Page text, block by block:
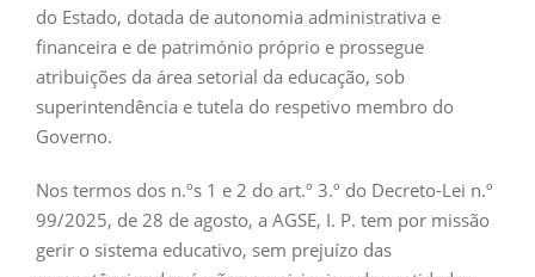
do Estado, dotada de autonomia administrativa e
financeira e de património próprio e prossegue
atribuições da área setorial da educação, sob
superintendência e tutela do respetivo membro do
Governo.
Nos termos dos n.ºs 1 e 2 do art.º 3.º do Decreto-Lei n.º
99/2025, de 28 de agosto, a AGSE, I. P. tem por missão
gerir o sistema educativo, sem prejuízo das